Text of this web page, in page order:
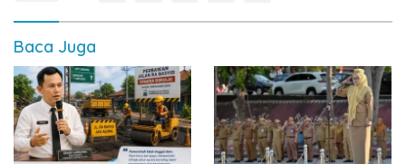
Baca Juga